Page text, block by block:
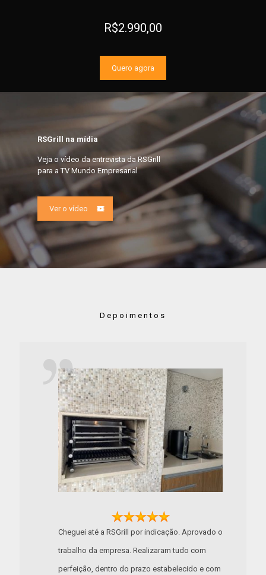
R$2.990,00
Quero agora
RSGrill na mídia
Veja o vídeo da entrevista da RSGrill
para a TV Mundo Empresarial
Ver o vídeo
Depoimentos
Cheguei até a RSGrill por indicação. Aprovado o
trabalho da empresa. Realizaram tudo com
perfeição, dentro do prazo estabelecido e com